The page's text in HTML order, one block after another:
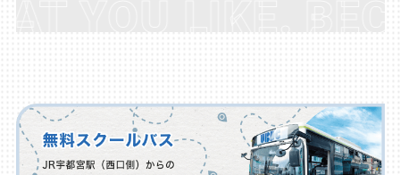
LIKE. BECOME
A